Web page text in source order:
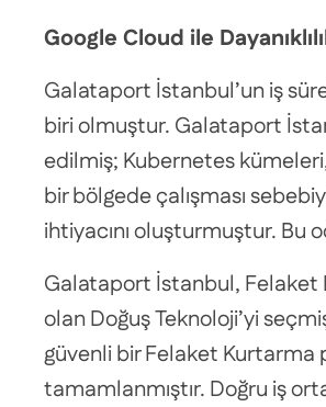
Google Cloud ile
Galataport İstanbul’un iş
biri olmuştur. Galataport
edilmiş; Kubernetes
bir bölgede çalışması
ihtiyacını oluşturmuştur. Bu
Galataport İstanbul, Felaket
olan Doğuş Teknoloji’yi
güvenli bir Felaket Kurtarma
tamamlanmıştır. Doğru iş